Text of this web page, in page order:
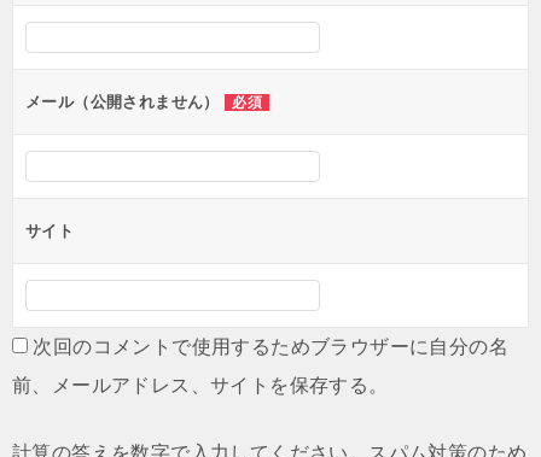
シ
ンメール（公開されません） 必須
サイト
次回のコメントで使用するためブラウザーに自分の名
前、メールアドレス、サイトを保存する。
計算の答えを数字で入力してください。スパム対策のため